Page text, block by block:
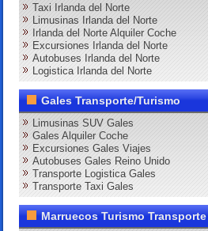
Taxi Irlanda del Norte
Limusinas Irlanda del Norte
Irlanda del Norte Alquiler Coche
Excursiones Irlanda del Norte
Autobuses Irlanda del Norte
Logistica Irlanda del Norte
Gales Transporte/Turismo
Limusinas SUV Gales
Gales Alquiler Coche
Excursiones Gales Viajes
Autobuses Gales Reino Unido
Transporte Logistica Gales
Transporte Taxi Gales
Marruecos Turismo Transporte